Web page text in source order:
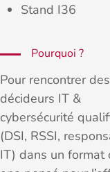
Stand I36
Pourquoi ?
Pour rencontrer des
décideurs IT &
cybersécurité
(DSI, RSSI,
IT) dans un format